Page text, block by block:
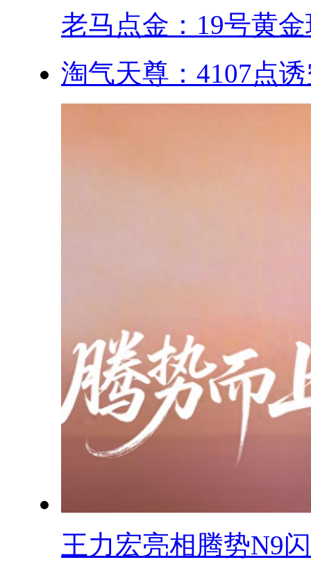
老马点金：19号黄金
淘气天尊：4107点
王力宏亮相腾势N9